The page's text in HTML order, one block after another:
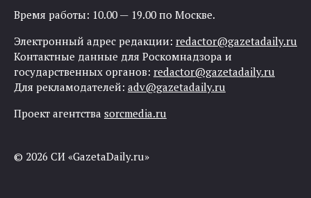
Время работы: 10.00 — 19.00 по Москве.
Электронный адрес редакции: redactor@gazetadaily.ru
Контактные данные для Роскомнадзора и
государственных органов: redactor@gazetadaily.ru
Для рекламодателей: adv@gazetadaily.ru
Проект агентства sorcmedia.ru
© 2026 СИ «GazetaDaily.ru»